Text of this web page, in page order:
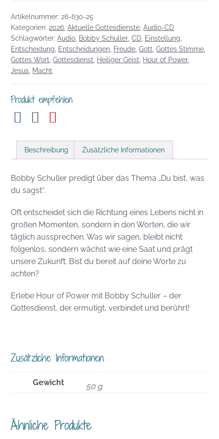
bist,
was
du
sagst
Menge
Artikelnummer: 26-630-25
Kategorien: 2026 ,Aktuelle Gottesdienste ,Audio-CD
Schlagwörter:Audio Bobby Schuller ,CD Einstellung
Entscheidung
Entscheidungen Freude ,Gott ,Gottes Stimme
Gottes Wort ,Gottesdienst Heiliger Geist Hour of Power
Jesus Macht
Produkt empfehlen
Beschreibung Zusätzliche Informationen
Bobby Schuller predigt über das Thema „Du bist, was
du sagst“.
Oft entscheidet sich die Richtung eines Lebens nicht in
großen Momenten, sondern in den Worten, die wir
täglich aussprechen. Was wir sagen, bleibt nicht
folgenlos, sondern wächst wie eine Saat und prägt
unsere Zukunft. Bist du bereit auf deine Worte zu
achten?
Erlebe Hour of Power mit Bobby Schuller – der
Gottesdienst, der ermutigt, verbindet und berührt!
Zusätzliche Informationen
Gewicht 50 g
Ähnliche Produkte